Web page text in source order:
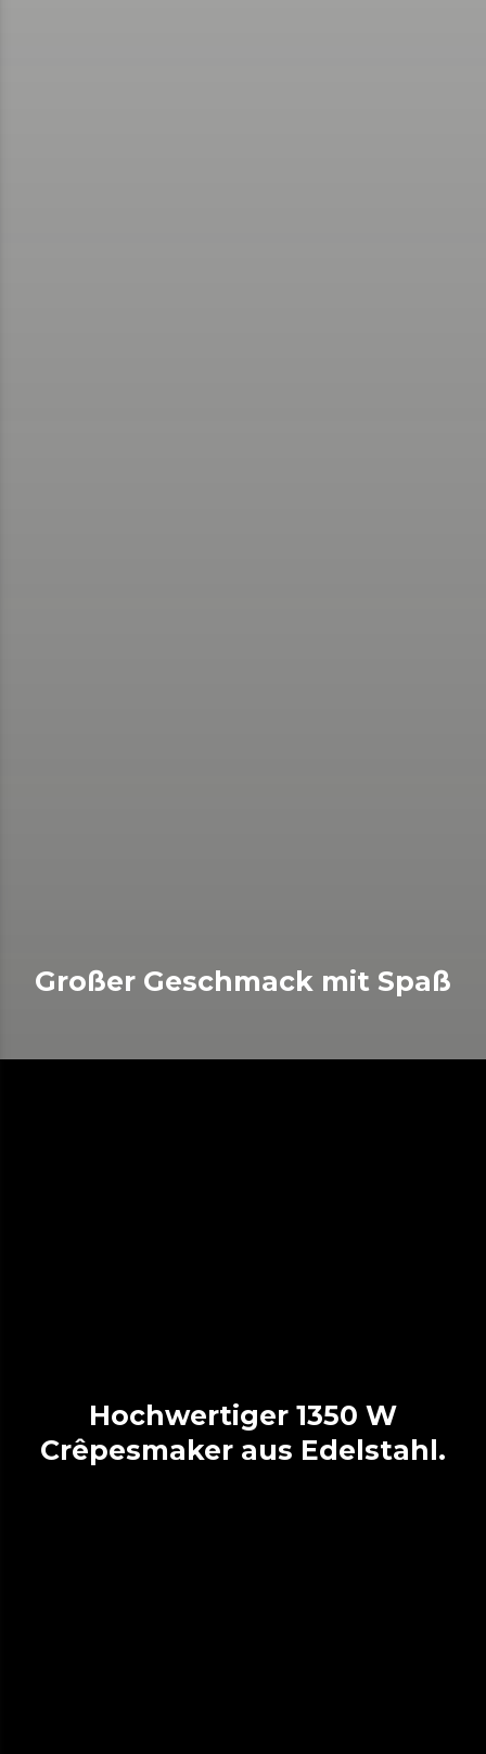
Großer Geschmack mit Spaß
Hochwertiger 1350 W
Crêpesmaker aus Edelstahl.